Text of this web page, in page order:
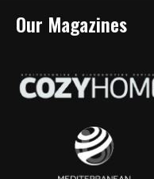
Our Magazines